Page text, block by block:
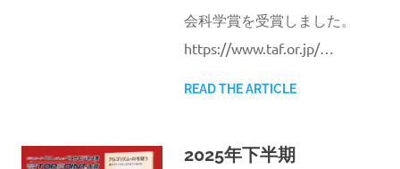
会科学賞を受賞しました。
https://www.taf.or.jp/…
READ THE ARTICLE
2025年下半期